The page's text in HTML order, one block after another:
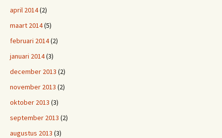
april 2014(2)
maart 2014(5)
februari 2014(2)
januari 2014(3)
december 2013 (2)
november 2013 (2)
oktober 2013 (3)
september 2013 (2)
augustus 2013 (3)